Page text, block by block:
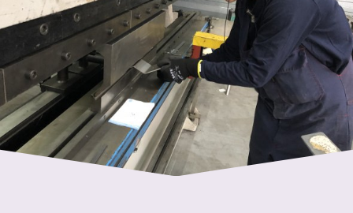
KALENDER
OVER VAKTIEF
CONTACT